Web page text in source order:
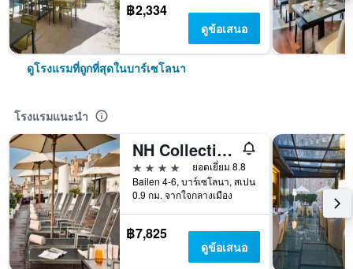
฿2,334
ดูข้อเสนอ
ดูโรงแรมที่ถูกที่สุดในบาร์เซโลนา
โรงแรมแนะนำ
NH Collection Barcelona Pódium
4 ดาว
ยอดเยี่ยม 8.8
Bailen 4-6, บาร์เซโลนา, สเปน
0.9 กม. จากใจกลางเมือง
฿7,825
ดูข้อเสนอ